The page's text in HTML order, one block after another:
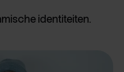
identiteiten.